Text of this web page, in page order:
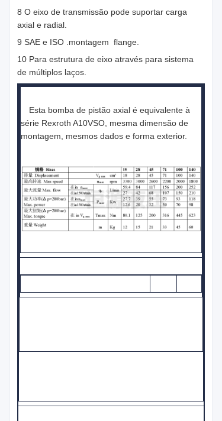
8 O eixo de transmissão pode suportar carga
axial e radial.
9 SAE e ISO .montagem flange.
10 Para estrutura de eixo através para sistema
de múltiplos laços.
Esta bomba de pistão axial é equivalente à
série Rexroth A10VSO, mesma dimensão de
montagem, mesmos dados e forma exterior.